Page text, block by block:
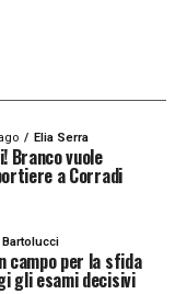
Elia Serra
Branco vuole
a Corradi
campo per la sfida
gli esami decisivi